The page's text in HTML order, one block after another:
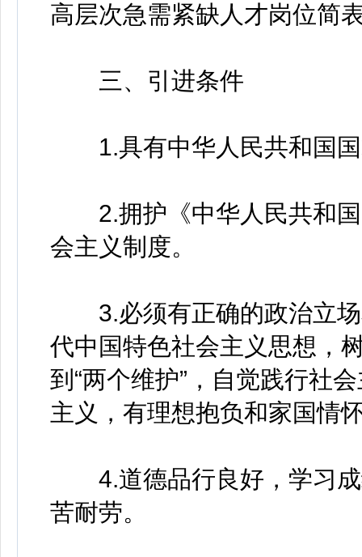
高层次急需紧缺人才岗位简
三、引进条件
1.具有中华人民共和国国
2.拥护《中华人民共和国
会主义制度。
3.必须有正确的政治立场
代中国特色社会主义思想，
到“两个维护”，自觉践行社
主义，有理想抱负和家国情
4.道德品行良好，学习成
苦耐劳。